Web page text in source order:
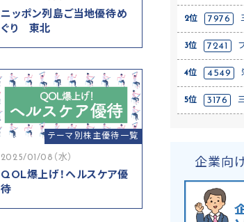
ニッポン列島ご当地優待め
ぐり 東北
テーマ別株主優待一覧
2025/01/08（水）
QOL爆上げ！ヘルスケア優
待
2位 7976
3位 7241
4位 4549
5位 3176
企業向